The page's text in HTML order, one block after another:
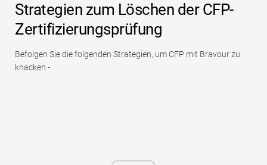
Strategien zum Löschen der CFP-
Zertifizierungsprüfung
Befolgen Sie die folgenden Strategien, um CFP mit Bravour zu
knacken -